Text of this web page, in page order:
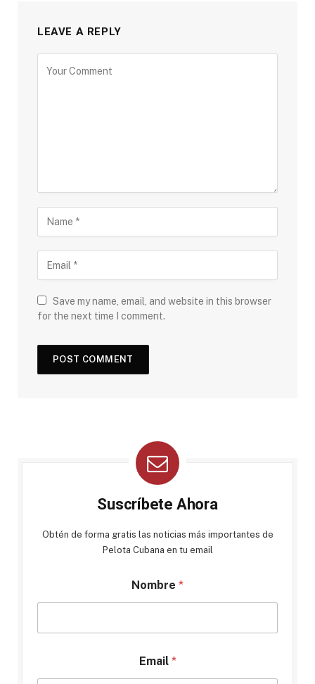
LEAVE A REPLY
Save my name, email, and website in this browser
for the next time I comment.
Suscríbete Ahora
Obtén de forma gratis las noticias más importantes de
Pelota Cubana en tu email
Nombre *
Email *